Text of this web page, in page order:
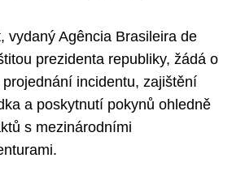
vydaný Agência Brasileira de
prezidenta republiky, žádá o
incidentu, zajištění
a poskytnutí pokynů ohledně
s mezinárodními